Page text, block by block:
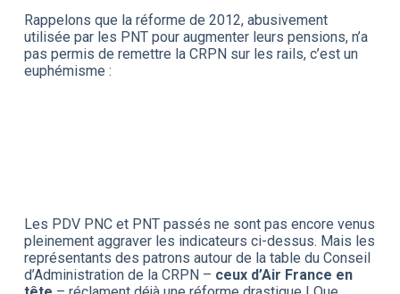
Rappelons que la réforme de 2012, abusivement
utilisée par les PNT pour augmenter leurs pensions, n’a
pas permis de remettre la CRPN sur les rails, c’est un
euphémisme :
Les PDV PNC et PNT passés ne sont pas encore venus
pleinement aggraver les indicateurs ci-dessus. Mais les
représentants des patrons autour de la table du Conseil
d’Administration de la CRPN – ceux d’Air France en